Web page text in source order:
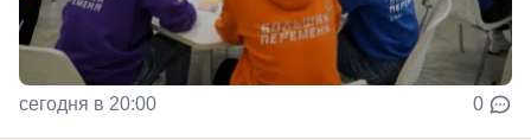
сегодня в 20:00 0